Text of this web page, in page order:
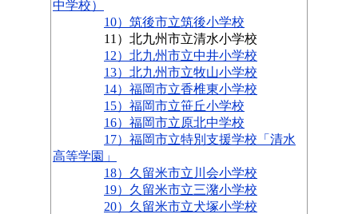
中学校）
10）筑後市立筑後小学校
11）北九州市立清水小学校
12）北九州市立中井小学校
13）北九州市立牧山小学校
14）福岡市立香椎東小学校
15）福岡市立笹丘小学校
16）福岡市立原北中学校
17）福岡市立特別支援学校「清水
高等学園」
18）久留米市立川会小学校
19）久留米市立三潴小学校
20）久留米市立犬塚小学校